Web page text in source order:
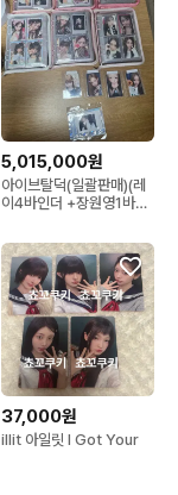
5,015,000원
아이브탈덕(일괄판매)(레
이4바인더 +장원영1바인
봉2기+굿즈
37,000원
illit 아일릿 I Got Your